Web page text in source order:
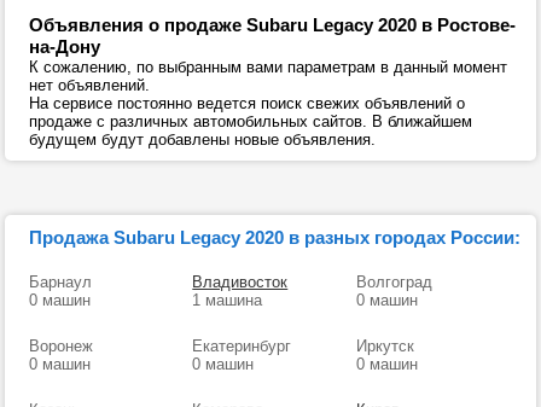
Объявления о продаже Subaru Legacy 2020 в Ростове-
на-Дону
К сожалению, по выбранным вами параметрам в данный момент
нет объявлений.
На сервисе постоянно ведется поиск свежих объявлений о
продаже с различных автомобильных сайтов. В ближайшем
будущем будут добавлены новые объявления.
Продажа Subaru Legacy 2020 в разных городах России:
Барнаул
0 машин
Владивосток
1 машина
Волгоград
0 машин
Воронеж
0 машин
Екатеринбург
0 машин
Иркутск
0 машин